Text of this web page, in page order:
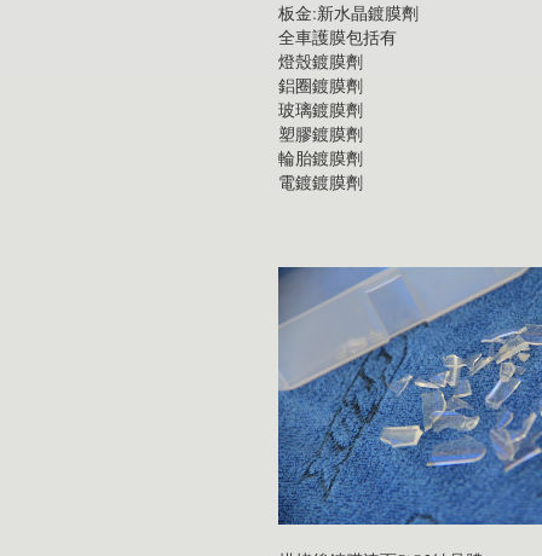
板金:新水晶鍍膜劑
全車護膜包括有
燈殼鍍膜劑
鋁圈鍍膜劑
玻璃鍍膜劑
塑膠鍍膜劑
輪胎鍍膜劑
電鍍鍍膜劑